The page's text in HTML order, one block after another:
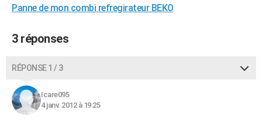
Carte de Noël
Carte Bonne année
Carte Saint-Valentin
Carte Pâques
Carte d'anniversaire
DICTIONNAIRE
Dictionnaire
Biographies
Citations
Expressions
Proverbes
PROGRAMME TV
AVIS DE DÉCÈS
FORUM
Panne de mon combi refregirateur BEKO
3 réponses
RÉPONSE 1 / 3
Icare095
4 janv. 2012 à 19:25